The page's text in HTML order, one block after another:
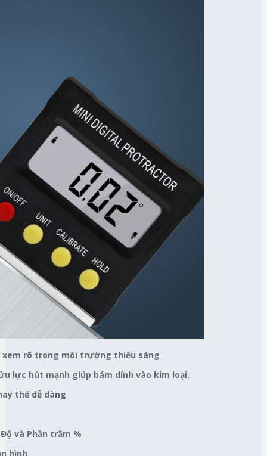
xem rõ trong môi trường thiếu sáng
lực hút mạnh giúp bám dính vào kim loại.
thế dễ dàng
và Phần trăm %
hình